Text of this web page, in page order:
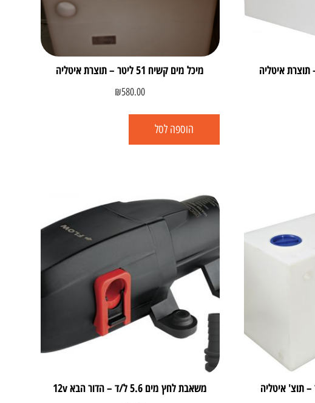
מיכל מים קשיח 51 ליטר – תוצרת איטליה
₪580.00
הוספה לסל
משאבת לחץ מים 5.6 ל/ד – הדור הבא 12v